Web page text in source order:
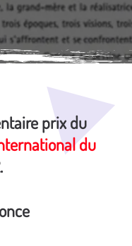
prix du
du